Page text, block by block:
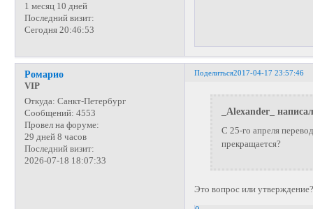
1 месяц 10 дней
Последний визит:
Сегодня 20:46:53
Поделиться2017-04-17 23:57:46
Ромарио
VIP
Откуда: Санкт-Петербург
Сообщений: 4553
Провел на форуме:
29 дней 8 часов
Последний визит:
2026-07-18 18:07:33
_Alexander_
С 25-го апреля
прекращается?
Это вопрос или